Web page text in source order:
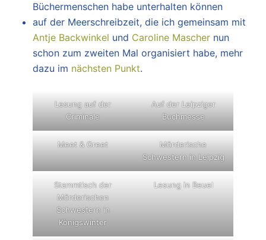
Büchermenschen habe unterhalten können
auf der Meerschreibzeit, die ich gemeinsam mit
Antje Backwinkel und Caroline Mascher nun
schon zum zweiten Mal organisiert habe, mehr
dazu im nächsten Punkt.
Lesung auf der
Criminale
Auf der Leipziger
Buchmesse
Meet & Greet
Mörderische
Schwestern in Leipzig
Stammtisch der
Mörderischen
Schwestern in
Königswinter
Lesung in Beuel